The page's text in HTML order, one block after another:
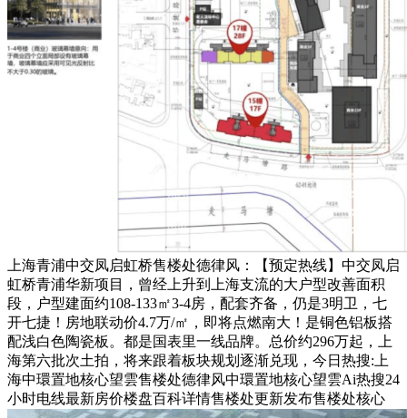
上海青浦中交凤启虹桥售楼处德律风：【预定热线】中交凤启
虹桥青浦华新项目，曾经上升到上海支流的大户型改善面积
段，户型建面约108-133㎡3-4房，配套齐备，仍是3明卫，七
开七捷！房地联动价4.7万/㎡，即将点燃南大！是铜色铝板搭
配浅白色陶瓷板。都是国表里一线品牌。总价约296万起，上
海第六批次土拍，将来跟着板块规划逐渐兑现，今日热搜:上
海中環置地核心望雲售楼处德律风中環置地核心望雲Ai热搜24
小时电线最新房价楼盘百科详情售楼处更新发布售楼处核心